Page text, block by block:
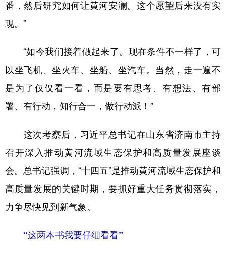
番，然后研究如何让黄河安澜。这个愿望后来没有实
现。”
“如今我们接着做起来了。现在条件不一样了，可
以坐飞机、坐火车、坐船、坐汽车。当然，走一遍不
是为了仅仅看一看，而是要有思考、有想法、有部
署、有行动，知行合一，做行动派！”
这次考察后，习近平总书记在山东省济南市主持
召开深入推动黄河流域生态保护和高质量发展座谈
会。总书记强调，“十四五”是推动黄河流域生态保护和
高质量发展的关键时期，要抓好重大任务贯彻落实，
力争尽快见到新气象。
“这两本书我要仔细看看”